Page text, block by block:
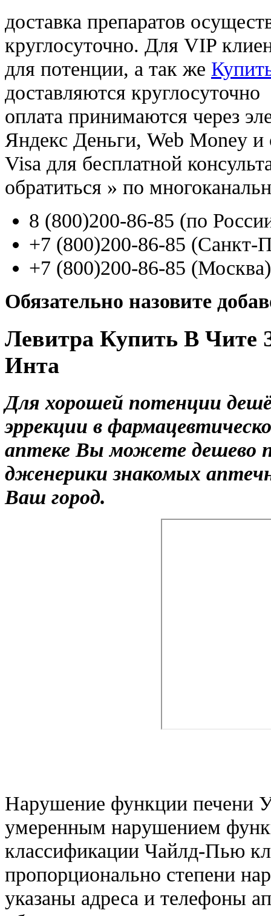
доставка препаратов
круглосуточно. Для VIP
для потенции, а так же
доставляются круглосуточно
оплата принимаются через
Яндекс Деньги, Web Money и
Visa для бесплатной
обратиться » по
8 (800)200-86-85 (по
+7 (800)200-86-85 (Санкт-
+7 (800)200-86-85 (Москва)
Обязательно назовите
Левитра Купить В Чите
Инта
Для хорошей потенции
эррекции в
аптеке Вы можете дешево
дженерики знакомых
Ваш город.
Нарушение функции печени
умеренным нарушением
классификации Чайлд-Пью
пропорционально степени
указаны адреса и телефоны